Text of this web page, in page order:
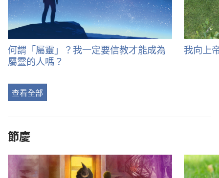
何謂「屬靈」？我一定要信教才能成為
屬靈的人嗎？
我向上
查看全部
節慶